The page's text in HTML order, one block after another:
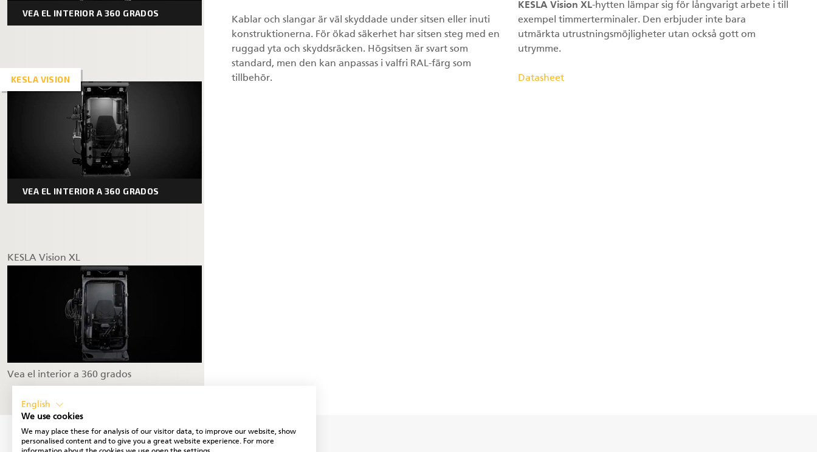
VEA EL INTERIOR A 360 GRADOS
KESLA VISION
VEA EL INTERIOR A 360 GRADOS
KESLA Vision XL
Vea el interior a 360 grados
Kablar och slangar är väl skyddade under sitsen eller inuti
konstruktionerna. För ökad säkerhet har sitsen steg med en
ruggad yta och skyddsräcken. Högsitsen är svart som
standard, men den kan anpassas i valfri RAL-färg som
tillbehör.
KESLA Vision XL-hytten lämpar sig för långvarigt arbete i till
exempel timmerterminaler. Den erbjuder inte bara
utmärkta utrustningsmöjligheter utan också gott om
utrymme.
Datasheet
English
We use cookies
We may place these for analysis of our visitor data, to improve our website, show
personalised content and to give you a great website experience. For more